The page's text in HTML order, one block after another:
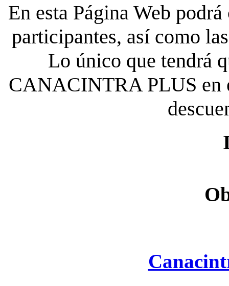
En esta Página Web
participantes, así como
Lo único que tendrá
CANACINTRA PLUS en